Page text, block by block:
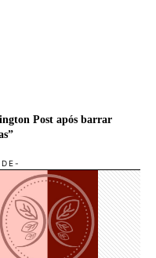
Post após barrar